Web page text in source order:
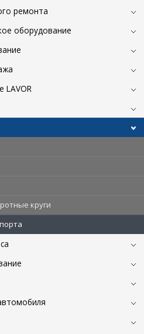
ремонта
оборудование
LAVOR
круги